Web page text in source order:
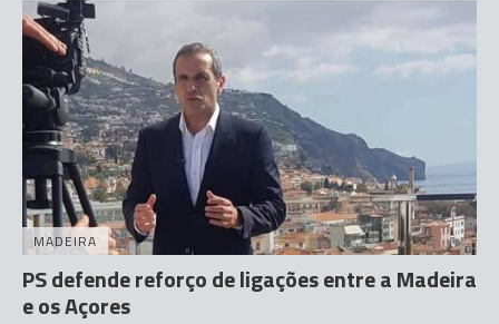
MADEIRA
PS defende reforço de ligações entre a Madeira
e os Açores